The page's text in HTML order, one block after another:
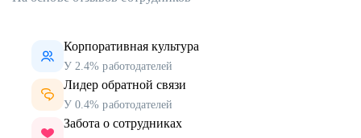
Корпоративная культура
У 2.4% работодателей
Лидер обратной связи
У 0.4% работодателей
Забота о сотрудниках